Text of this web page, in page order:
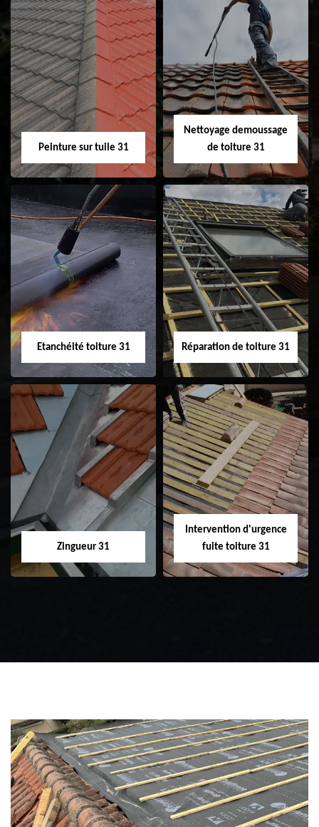
Nettoyage et
ravalement de
façade 31
Isolation toiture 31
Peinture sur tuile 31
Peinture sur tuile
31
Nettoyage demoussage
de toiture 31
Nettoyage
demoussage de
toiture 31
Etanchéité toiture 31
Etanchéité toiture
31
Réparation de toiture 31
Réparation de
toiture 31
Zingueur 31
Intervention d'urgence
fuite toiture 31